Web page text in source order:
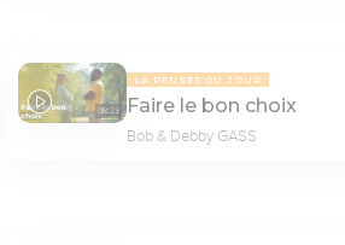
08:23
LA PENSÉE DU JOUR
Faire le bon choix
Bob & Debby GASS